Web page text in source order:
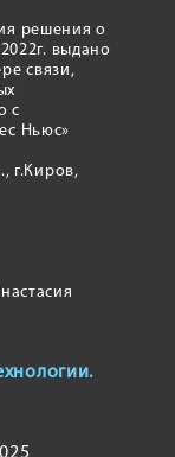
решения о
выдано
связи,
с
Ньюс»
г.Киров,